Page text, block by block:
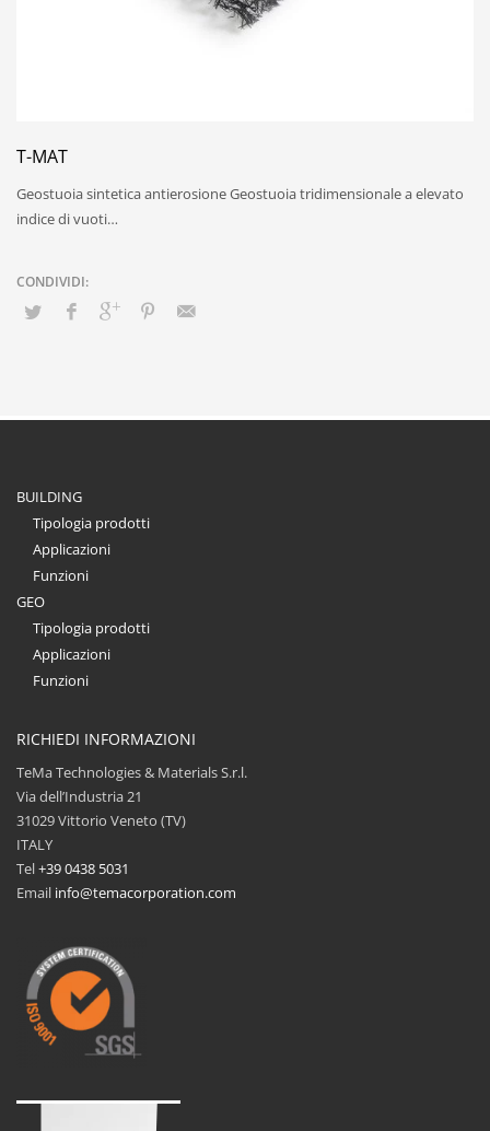
T-MAT
Geostuoia sintetica antierosione Geostuoia tridimensionale a elevato
indice di vuoti…
BUILDING
Tipologia prodotti
Applicazioni
Funzioni
GEO
Tipologia prodotti
Applicazioni
Funzioni
RICHIEDI INFORMAZIONI
TeMa Technologies & Materials S.r.l.
Via dell’Industria 21
31029 Vittorio Veneto (TV)
ITALY
Tel+39 0438 5031
Email info@temacorporation.com